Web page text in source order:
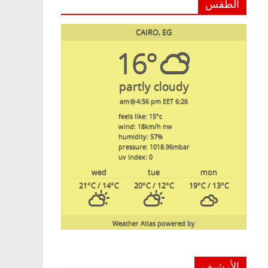
الطقس
CAIRO, EG
16°
partly cloudy
6:26 am
4:56 pm EET
feels like: 15°c
wind: 18km/h nw
humidity: 57%
pressure: 1018.96mbar
uv index: 0
mon
tue
wed
19°C/ 13°C
20°C/ 12°C
21°C/ 14°C
powered by
Weather Atlas